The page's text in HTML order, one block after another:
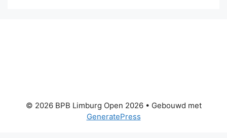
© 2026 BPB Limburg Open 2026• Gebouwd met
GeneratePress